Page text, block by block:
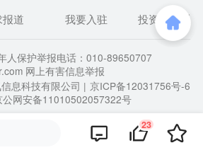
23
道 我要入驻 投资者关系
人保护举报电话：010-89650707
网上有害信息举报
息科技有限公司 | 京ICP备12031756号-6
公网安备11010502057322号